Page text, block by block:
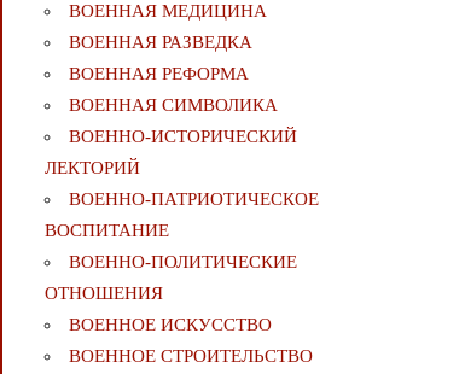
ВОЕННАЯ МЕДИЦИНА
ВОЕННАЯ РАЗВЕДКА
ВОЕННАЯ РЕФОРМА
ВОЕННАЯ СИМВОЛИКА
ВОЕННО-ИСТОРИЧЕСКИЙ
ЛЕКТОРИЙ
ВОЕННО-ПАТРИОТИЧЕСКОЕ
ВОСПИТАНИЕ
ВОЕННО-ПОЛИТИЧЕСКИE
ОТНОШЕНИЯ
ВОЕННОЕ ИСКУССТВО
ВОЕННОЕ СТРОИТЕЛЬСТВО